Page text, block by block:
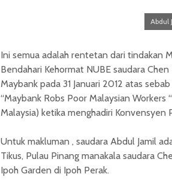
Abdul
Ini semua adalah rentetan dari tindakan
Bendahari Kehormat NUBE saudara
Maybank pada 31 Januari 2012 atas
“Maybank Robs Poor Malaysian Workers
Malaysia) ketika menghadiri Konvensyen
Untuk makluman , saudara Abdul Jamil
Tikus, Pulau Pinang manakala saudara
Ipoh Garden di Ipoh Perak.